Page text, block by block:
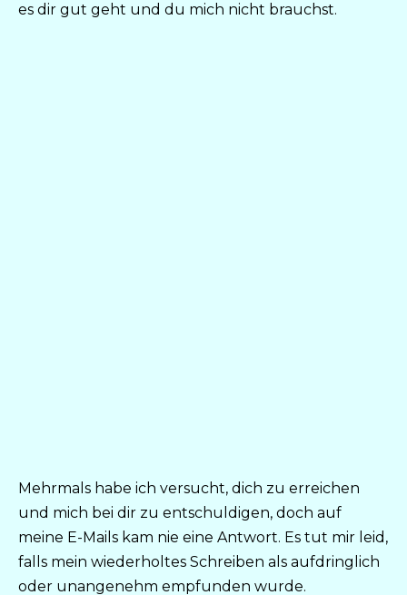
es dir gut geht und du mich nicht brauchst.
Mehrmals habe ich versucht, dich zu erreichen
und mich bei dir zu entschuldigen, doch auf
meine E-Mails kam nie eine Antwort. Es tut mir leid,
falls mein wiederholtes Schreiben als aufdringlich
oder unangenehm empfunden wurde.